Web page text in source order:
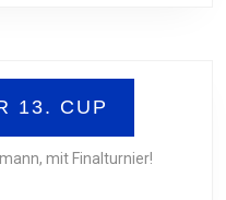
13. CUP
mit Finalturnier!